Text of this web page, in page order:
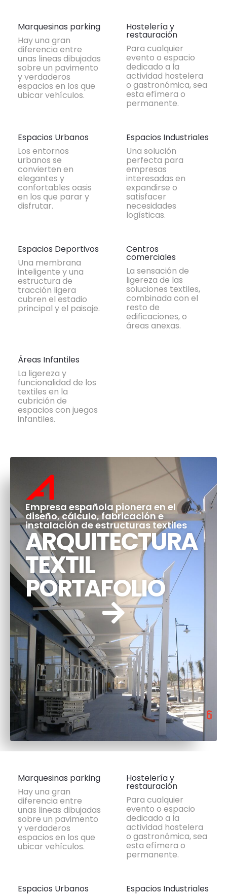
Marquesinas parking
Hay una gran
diferencia entre
unas lineas dibujadas
sobre un pavimento
y verdaderos
espacios en los que
ubicar vehículos.
Hostelería y
restauración
Para cualquier
evento o espacio
dedicado a la
actividad hostelera
o gastronómica, sea
esta efímera o
permanente.
Espacios Urbanos
Los entornos
urbanos se
convierten en
elegantes y
confortables oasis
en los que parar y
disfrutar.
Espacios Industriales
Una solución
perfecta para
empresas
interesadas en
expandirse o
satisfacer
necesidades
logísticas.
Espacios Deportivos
Una membrana
inteligente y una
estructura de
tracción ligera
cubren el estadio
principal y el paisaje.
Centros
comerciales
La sensación de
ligereza de las
soluciones textiles,
combinada con el
resto de
edificaciones, o
áreas anexas.
Áreas Infantiles
La ligereza y
funcionalidad de los
textiles en la
cubrición de
espacios con juegos
infantiles.
Empresa española pionera en el
diseño, cálculo, fabricación e
instalación de estructuras textiles
ARQUITECTURA
TEXTIL
PORTAFOLIO
Marquesinas parking
Hay una gran
diferencia entre
unas lineas dibujadas
sobre un pavimento
y verdaderos
espacios en los que
ubicar vehículos.
Hostelería y
restauración
Para cualquier
evento o espacio
dedicado a la
actividad hostelera
o gastronómica, sea
esta efímera o
permanente.
Espacios Urbanos
Espacios Industriales